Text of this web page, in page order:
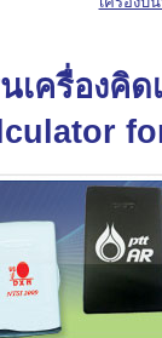
เครื่องคิ